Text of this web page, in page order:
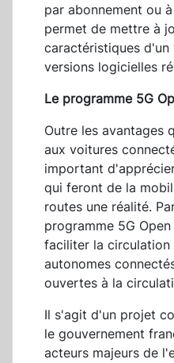
par abonnement ou
permet de mettre à
caractéristiques d'un
versions logicielles
Le programme 5G
Outre les avantages
aux voitures
important
qui feront de la
routes une réalité.
programme 5G
faciliter la circulation
autonomes
ouvertes à la
Il s'agit d'un projet
le gouvernement
acteurs majeurs de